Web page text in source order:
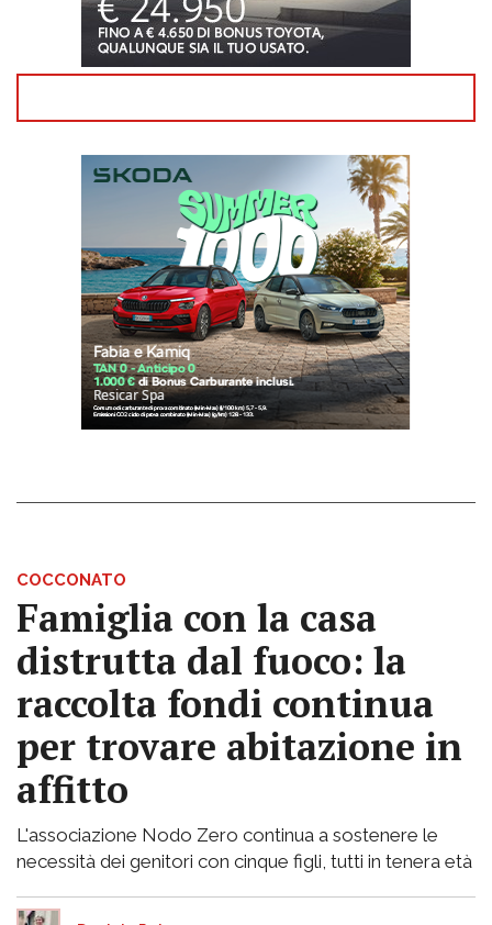
COCCONATO
Famiglia con la casa
distrutta dal fuoco: la
raccolta fondi continua
per trovare abitazione in
affitto
L'associazione Nodo Zero continua a sostenere le
necessità dei genitori con cinque figli, tutti in tenera età